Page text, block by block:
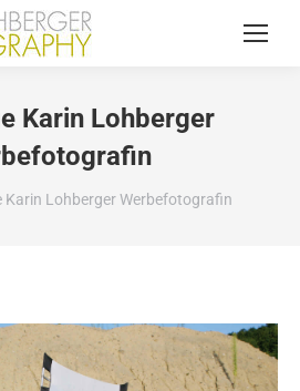
Karin Lohberger
Karin Lohberger Werbefotografin